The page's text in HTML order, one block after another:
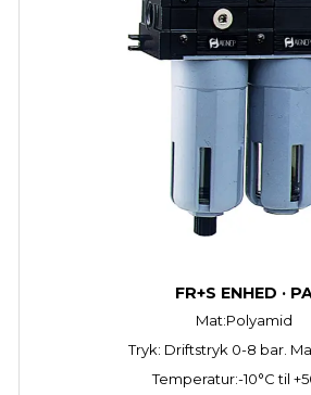
FR+S ENHED ·
Mat:Polyamid
Tryk: Driftstryk 0-8 bar.
Temperatur:-10°C til